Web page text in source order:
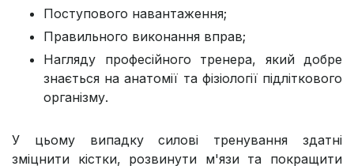
Поступового навантаження;
Правильного виконання вправ;
Нагляду професійного тренера, який добре
знається на анатомії та фізіології підліткового
організму.
У цьому випадку силові тренування здатні
зміцнити кістки, розвинути м'язи та покращити